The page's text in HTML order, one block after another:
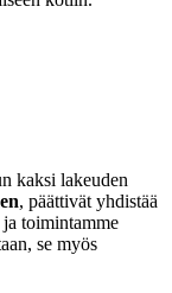
kaksi lakeuden
, päättivät yhdistää
toimintamme
se myös